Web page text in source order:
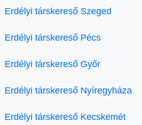
Erdélyi társkereső Szeged
Erdélyi társkereső Pécs
Erdélyi társkereső Győr
Erdélyi társkereső Nyíregyháza
Erdélyi társkereső Kecskemét